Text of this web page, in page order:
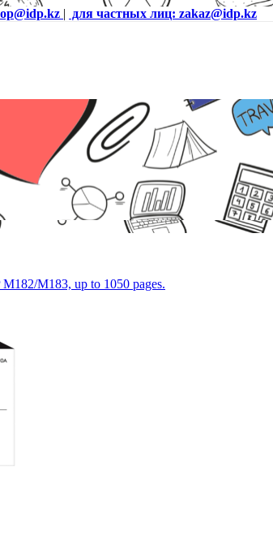
| для частных лиц: zakaz@idp.kz
M183, up to 1050 pages.